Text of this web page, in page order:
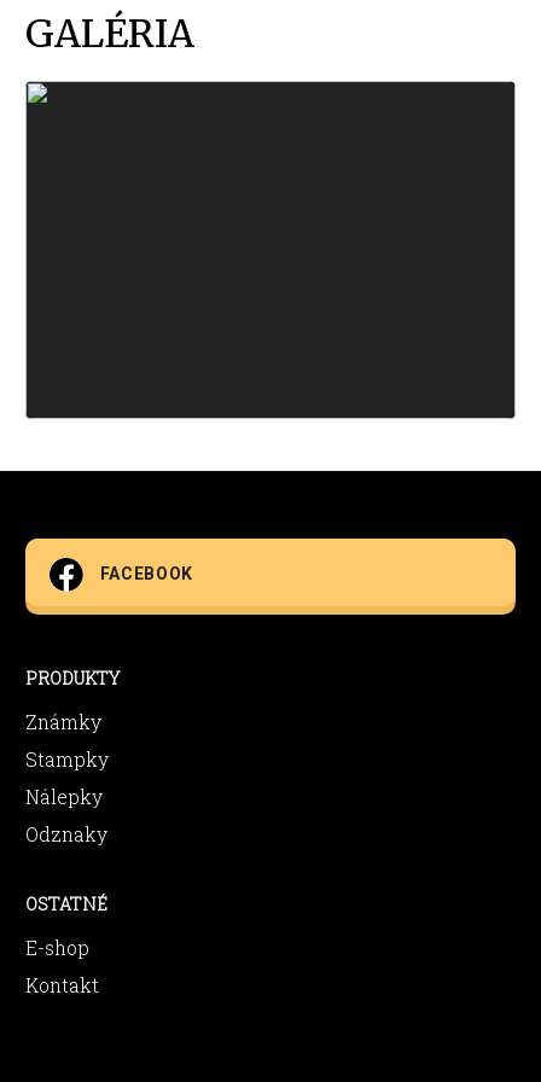
GALÉRIA
FACEBOOK
PRODUKTY
Známky
Stampky
Nálepky
Odznaky
OSTATNÉ
E-shop
Kontakt